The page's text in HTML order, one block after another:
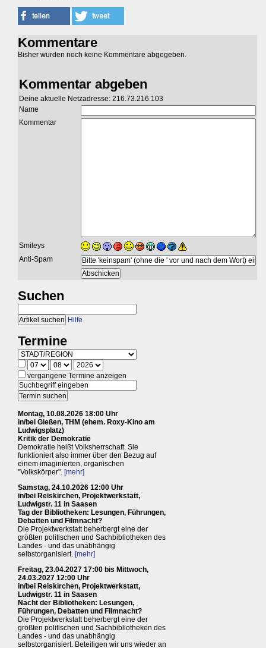
Kommentare
Bisher wurden noch keine Kommentare abgegeben.
Kommentar abgeben
Deine aktuelle Netzadresse: 216.73.216.103
Name
Kommentar
Smileys
Anti-Spam
Suchen
Hilfe
Termine
vergangene Termine anzeigen
Montag, 10.08.2026 18:00 Uhr
in/bei Gießen, THM (ehem. Roxy-Kino am
Ludwigsplatz)
Kritik der Demokratie
Demokratie heißt Volksherrschaft. Sie
funktioniert also immer über den Bezug auf
einem imaginierten, organischen
"Volkskörper". [mehr]
Samstag, 24.10.2026 12:00 Uhr
in/bei Reiskirchen, Projektwerkstatt,
Ludwigstr. 11 in Saasen
Tag der Bibliotheken: Lesungen, Führungen,
Debatten und Filmnacht?
Die Projektwerkstatt beherbergt eine der
größten politischen und Sachbibliotheken des
Landes - und das unabhängig
selbstorganisiert. [mehr]
Freitag, 23.04.2027 17:00 bis Mittwoch,
24.03.2027 12:00 Uhr
in/bei Reiskirchen, Projektwerkstatt,
Ludwigstr. 11 in Saasen
Nacht der Bibliotheken: Lesungen,
Führungen, Debatten und Filmnacht?
Die Projektwerkstatt beherbergt eine der
größten politischen und Sachbibliotheken des
Landes - und das unabhängig
selbstorganisiert. Beteiligen wir uns wieder an